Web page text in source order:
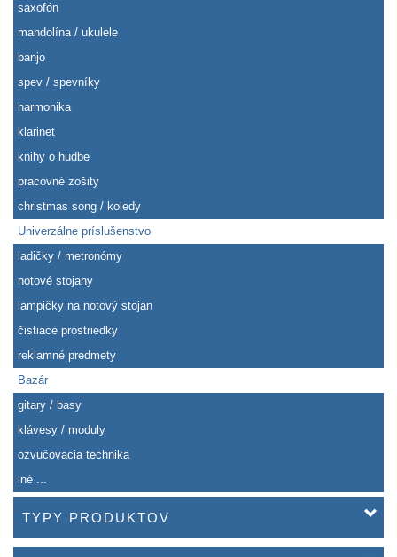
saxofón
mandolína / ukulele
banjo
spev / spevníky
harmonika
klarinet
knihy o hudbe
pracovné zošity
christmas song / koledy
Univerzálne príslušenstvo
ladičky / metronómy
notové stojany
lampičky na notový stojan
čistiace prostriedky
reklamné predmety
Bazár
gitary / basy
klávesy / moduly
ozvučovacia technika
iné ...
TYPY PRODUKTOV